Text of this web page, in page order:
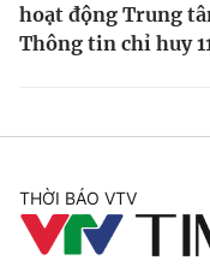
hoạt động Trung
Thông tin chỉ huy
THỜI BÁO VTV